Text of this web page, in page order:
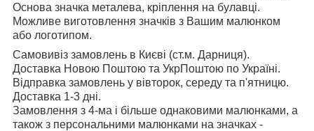
Основа значка металева, кріплення на булавці.
Можливе виготовлення значків з Вашим малюнком
або логотипом.
Самовивіз замовлень в Києві (ст.м. Дарниця).
Доставка Новою Поштою та УкрПоштою по Україні.
Відправка замовлень у вівторок, середу та п'ятницю.
Доставка 1-3 дні.
Замовлення з 4-ма і більше однаковими малюнками, а
також з персональними малюнками на значках -